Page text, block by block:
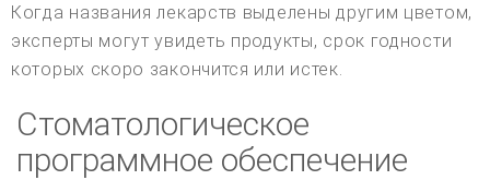
Когда названия лекарств выделены другим цветом,
эксперты могут увидеть продукты, срок годности
которых скоро закончится или истек.
Стоматологическое
программное обеспечение